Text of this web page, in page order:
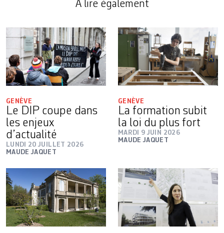
A lire également
GENÈVE
Le DIP coupe dans
les enjeux
d’actualité
LUNDI 20 JUILLET 2026
MAUDE JAQUET
GENÈVE
La formation subit
la loi du plus fort
MARDI 9 JUIN 2026
MAUDE JAQUET